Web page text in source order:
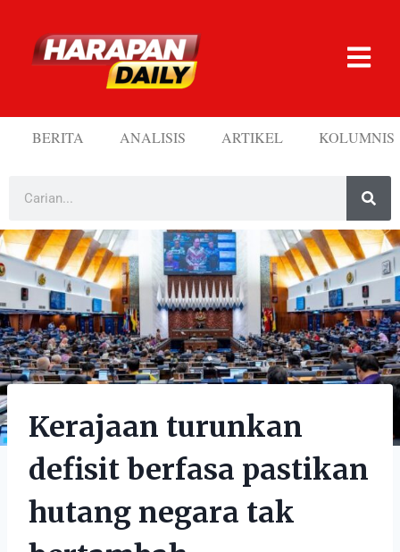
BERITA ANALISIS ARTIKEL KOLUMNIS
Kerajaan turunkan
defisit berfasa pastikan
hutang negara tak